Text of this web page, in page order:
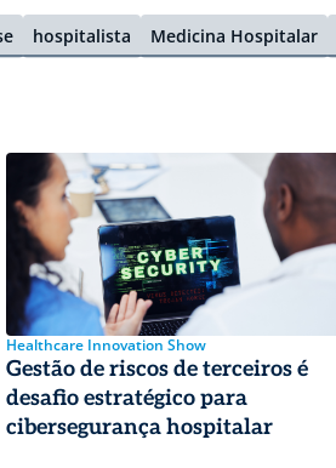
hospitalista Medicina Hospitalar
Healthcare Innovation Show
Gestão de riscos de terceiros é
desafio estratégico para
cibersegurança hospitalar